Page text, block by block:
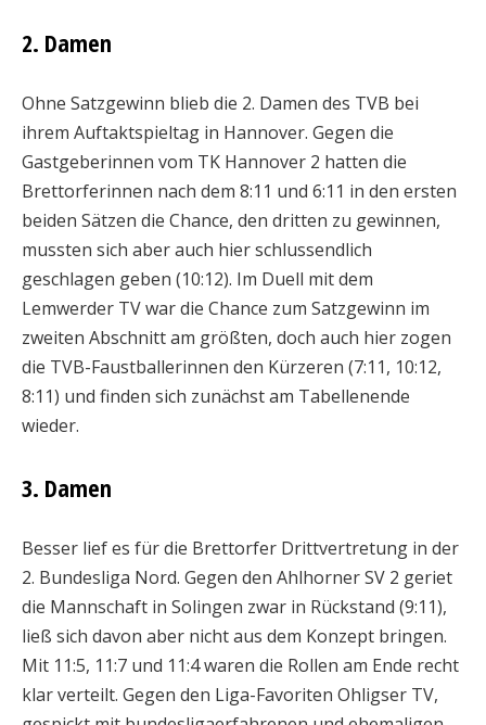
2. Damen
Ohne Satzgewinn blieb die 2. Damen des TVB bei
ihrem Auftaktspieltag in Hannover. Gegen die
Gastgeberinnen vom TK Hannover 2 hatten die
Brettorferinnen nach dem 8:11 und 6:11 in den ersten
beiden Sätzen die Chance, den dritten zu gewinnen,
mussten sich aber auch hier schlussendlich
geschlagen geben (10:12). Im Duell mit dem
Lemwerder TV war die Chance zum Satzgewinn im
zweiten Abschnitt am größten, doch auch hier zogen
die TVB-Faustballerinnen den Kürzeren (7:11, 10:12,
8:11) und finden sich zunächst am Tabellenende
wieder.
3. Damen
Besser lief es für die Brettorfer Drittvertretung in der
2. Bundesliga Nord. Gegen den Ahlhorner SV 2 geriet
die Mannschaft in Solingen zwar in Rückstand (9:11),
ließ sich davon aber nicht aus dem Konzept bringen.
Mit 11:5, 11:7 und 11:4 waren die Rollen am Ende recht
klar verteilt. Gegen den Liga-Favoriten Ohligser TV,